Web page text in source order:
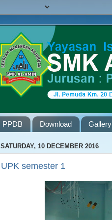
PPDB Download Gallery
SATURDAY, 10 DECEMBER 2016
UPK semester 1